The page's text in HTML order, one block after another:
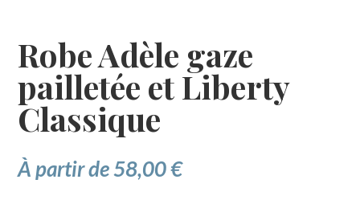
Robe Adèle gaze
pailletée et Liberty
Classique
À partir de58,00€